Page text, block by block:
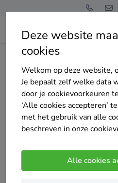
Deze website
cookies
Welkom op deze website,
Je bepaalt zelf welke data
door je cookievoorkeuren
‘Alle cookies accepteren’
met het gebruik van alle
beschreven in onze
Alle cookies
Home Zonnepanelen
Enzo van Zonnepanelen Enzo
(5 reviews)